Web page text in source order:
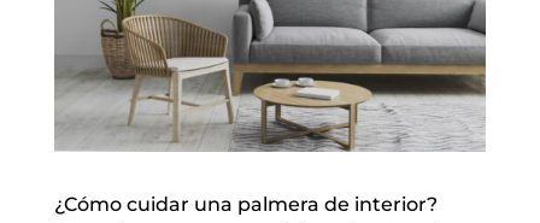
¿Cómo cuidar una palmera de interior?